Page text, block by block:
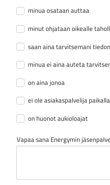
minua osataan auttaa
minut ohjataan oikealle
saan aina tarvitsemani tiedon
minua ei aina auteta
on aina jonoa
ei ole asiakaspalvelija paikalla
on huonot aukioloajat
Vapaa sana Energymin